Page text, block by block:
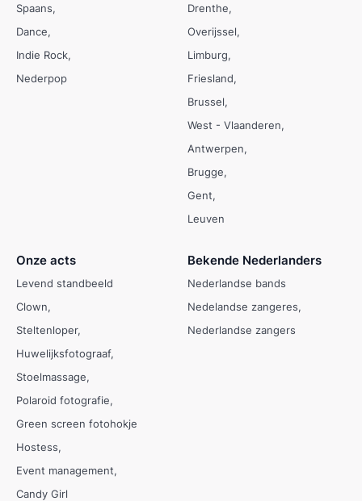
Spaans
Dance
Indie Rock
Nederpop
Drenthe
Overijssel
Limburg
Friesland
Brussel
West - Vlaanderen
Antwerpen
Brugge
Gent
Leuven
Onze acts
Levend standbeeld
Clown
Steltenloper
Huwelijksfotograaf
Stoelmassage
Polaroid fotografie
Green screen fotohokje
Hostess
Event management
Candy Girl
Bekende Nederlanders
Nederlandse bands
Nedelandse zangeres
Nederlandse zangers